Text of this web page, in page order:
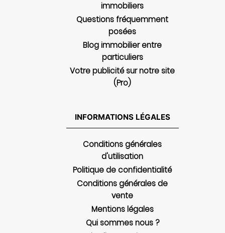
immobiliers
Questions fréquemment
posées
Blog immobilier entre
particuliers
Votre publicité sur notre site
(Pro)
INFORMATIONS LÉGALES
Conditions générales
d'utilisation
Politique de confidentialité
Conditions générales de
vente
Mentions légales
Qui sommes nous ?